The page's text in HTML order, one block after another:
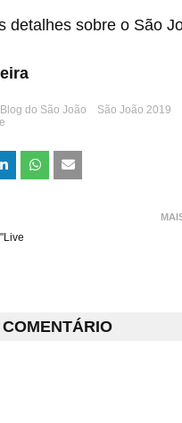
detalhes sobre o São
do São João
São João 2019